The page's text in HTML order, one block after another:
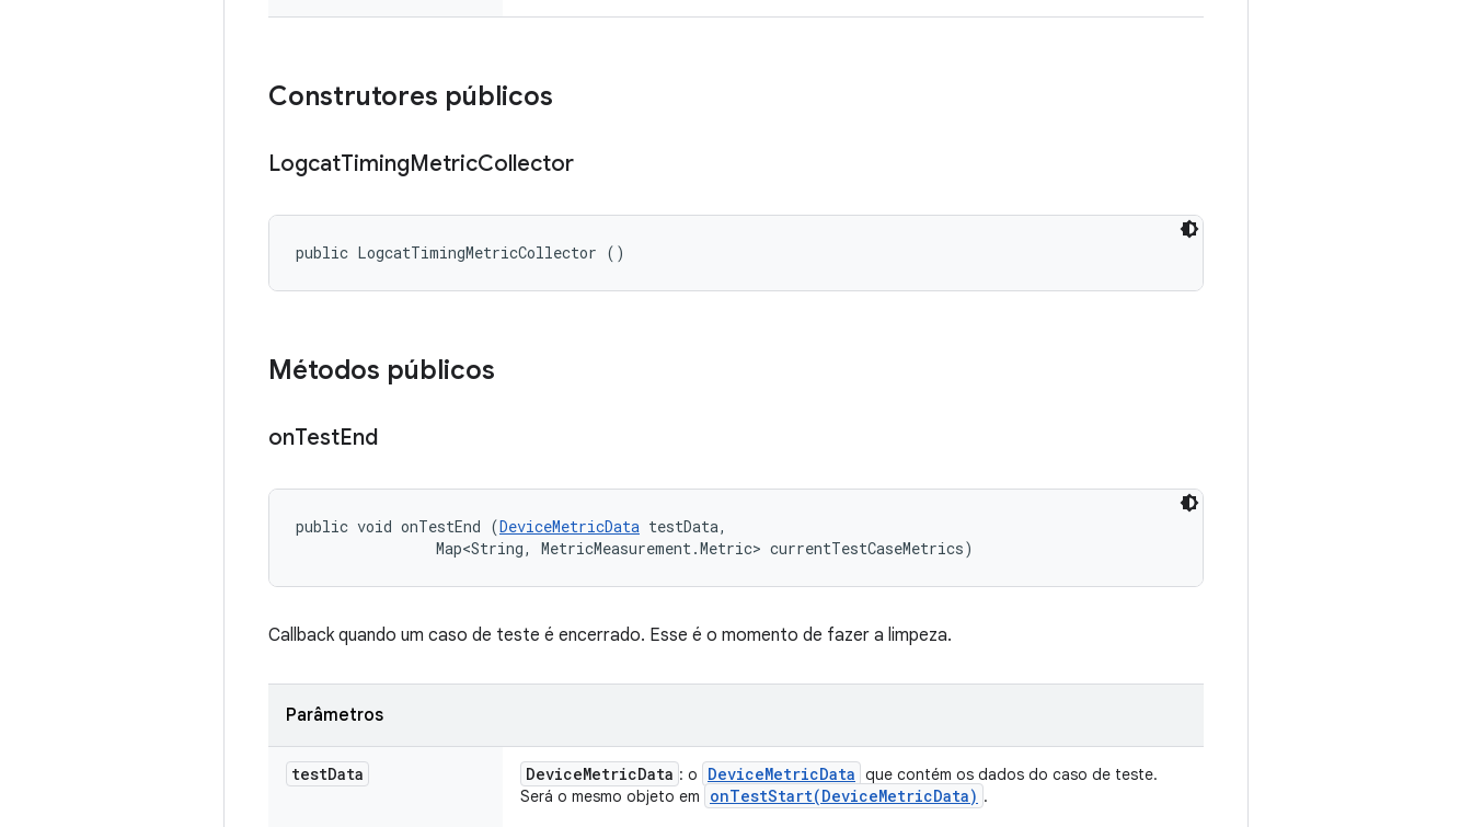
Construtores públicos
LogcatTimingMetricCollector
public LogcatTimingMetricCollector ()
Métodos públicos
onTestEnd
public void onTestEnd (DeviceMetricData testData,
                Map<String, MetricMeasurement.Metric> currentTestCaseMetrics)
Callback quando um caso de teste é encerrado. Esse é o momento de fazer a limpeza.
Parâmetros
testData DeviceMetricData : o DeviceMetricData que contém os dados do caso de teste.
Será o mesmo objeto em
onTestStart(DeviceMetricData) .